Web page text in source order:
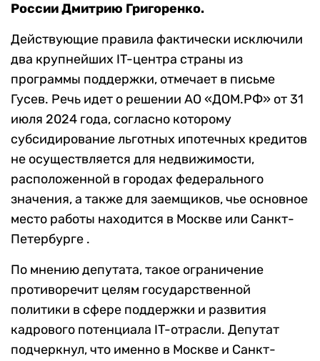
России Дмитрию Григоренко.
Действующие правила фактически исключили
два крупнейших IT-центра страны из
программы поддержки, отмечает в письме
Гусев. Речь идет о решении АО «ДОМ.РФ» от 31
июля 2024 года, согласно которому
субсидирование льготных ипотечных кредитов
не осуществляется для недвижимости,
расположенной в городах федерального
значения, а также для заемщиков, чье основное
место работы находится в Москве или Санкт-
Петербурге .
По мнению депутата, такое ограничение
противоречит целям государственной
политики в сфере поддержки и развития
кадрового потенциала IT-отрасли. Депутат
подчеркнул, что именно в Москве и Санкт-